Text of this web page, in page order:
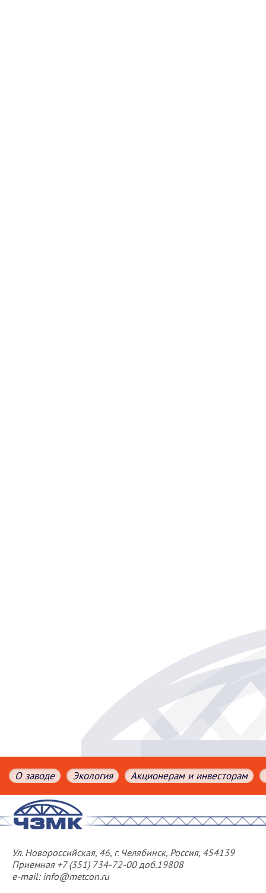
О заводе Экология Акционерам и инвесторам
Ул. Новороссийская, 46, г. Челябинск, Россия, 454139
Приемная +7 (351) 734-72-00 доб.19808
e-mail: info@metcon.ru